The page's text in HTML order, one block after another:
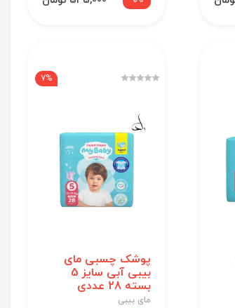
7%
پوشک چسبی مای
بیبی آبی سایز 5
بسته 28 عددی
مای بیبی